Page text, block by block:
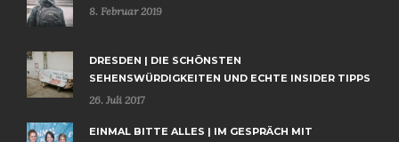
8. Februar 2019
DRESDEN | DIE SCHÖNSTEN
SEHENSWÜRDIGKEITEN UND ECHTE INSIDER TIPPS
26. Juli 2017
EINMAL BITTE ALLES | IM GESPRÄCH MIT